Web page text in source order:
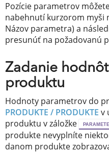
Pozície parametrov
nabehnutí kurzorom myši
Názov parametra) a
presunúť na požadovanú
Zadanie
produktu
Hodnoty parametrov do
PRODUKTE / PRODUKTE v
produktu v záložke
produkte nevyplníte
danom produkte